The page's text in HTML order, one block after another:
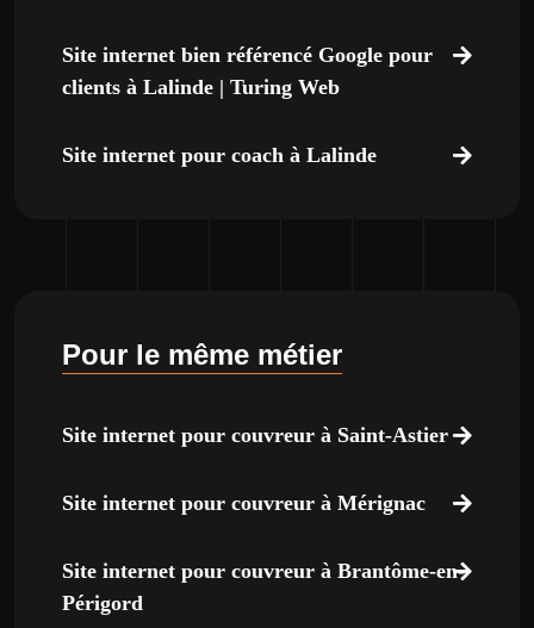
Site internet bien référencé Google pour
clients à Lalinde | Turing Web
Site internet pour coach à Lalinde
Pour le même métier
Site internet pour couvreur à Saint-Astier
Site internet pour couvreur à Mérignac
Site internet pour couvreur à Brantôme-en-
Périgord